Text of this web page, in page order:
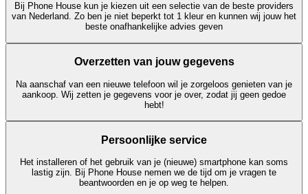
Bij Phone House kun je kiezen uit een selectie van de beste providers
van Nederland. Zo ben je niet beperkt tot 1 kleur en kunnen wij jouw het
beste onafhankelijke advies geven
Overzetten van jouw gegevens
Na aanschaf van een nieuwe telefoon wil je zorgeloos genieten van je
aankoop. Wij zetten je gegevens voor je over, zodat jij geen gedoe
hebt!
Persoonlijke service
Het installeren of het gebruik van je (nieuwe) smartphone kan soms
lastig zijn. Bij Phone House nemen we de tijd om je vragen te
beantwoorden en je op weg te helpen.